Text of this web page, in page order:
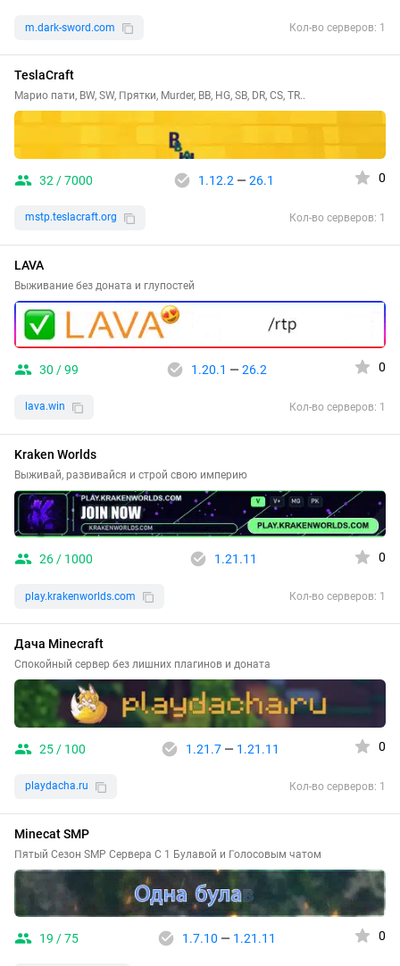
m.dark-sword.com Кол-во серверов: 1
TeslaCraft
Марио пати, BW, SW, Прятки, Murder, BB, HG, SB, DR, CS, TR..
32 / 7000 1.12.2 — 26.1 0
mstp.teslacraft.org Кол-во серверов: 1
LAVA
Выживание без доната и глупостей
30 / 99 1.20.1 — 26.2 0
lava.win Кол-во серверов: 1
Kraken Worlds
Выживай, развивайся и строй свою империю
26 / 1000 1.21.11 0
play.krakenworlds.com Кол-во серверов: 1
Дача Minecraft
Спокойный сервер без лишних плагинов и доната
25 / 100 1.21.7— 1.21.11 0
playdacha.ru Кол-во серверов: 1
Minecat SMP
Пятый Сезон SMP Сервера С 1 Булавой и Голосовым чатом
19 / 75 1.7.10 — 1.21.11 0